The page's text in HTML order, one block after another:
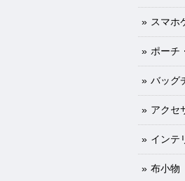
スマホ
ポーチ
バッグ
アクセ
インテ
布小物